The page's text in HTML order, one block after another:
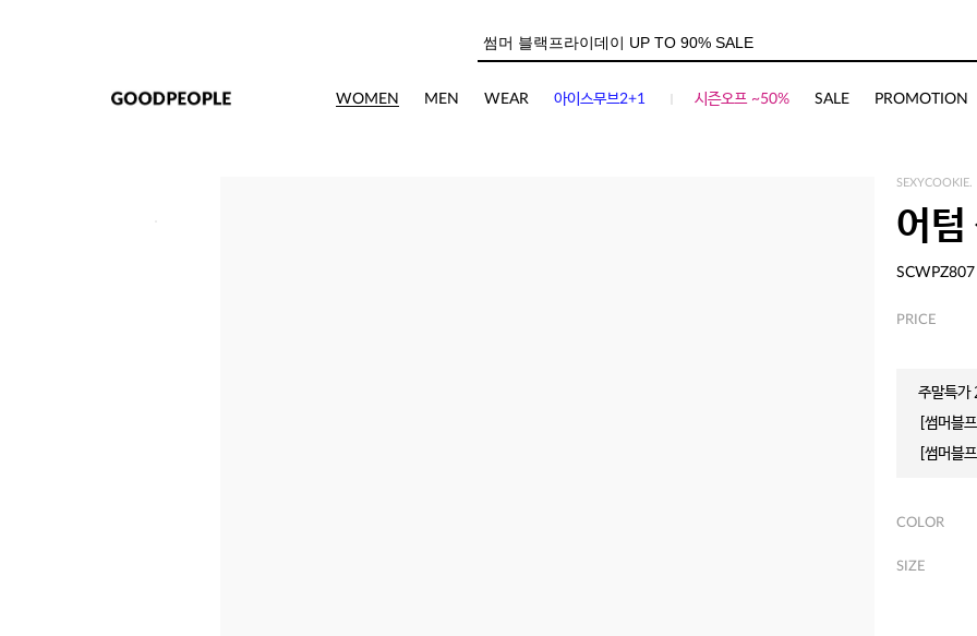
WOMEN MEN WEAR 아이스무브2+1 시즌오프 ~50% SALE PROMOTION
SEXYCOOKIE.
어텀
SCWPZ807
PRICE
주말특
[썸머블
[썸머블
COLOR
SIZE